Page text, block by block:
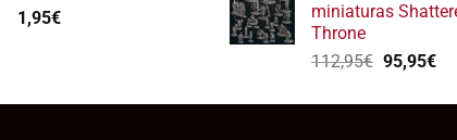
1,95€
era:
miniaturas
Throne
112,95€ El
original
95,95€El